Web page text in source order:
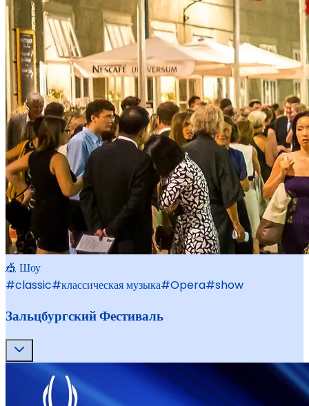
🎪 Шоу
#classic#классическая музыка#Opera#show
Зальцбургский Фестиваль